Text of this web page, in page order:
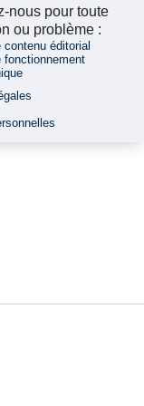
nous pour toute
ou problème :
contenu éditorial
fonctionnement